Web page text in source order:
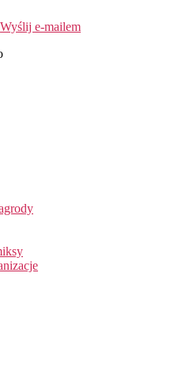
Wyślij e-mailem